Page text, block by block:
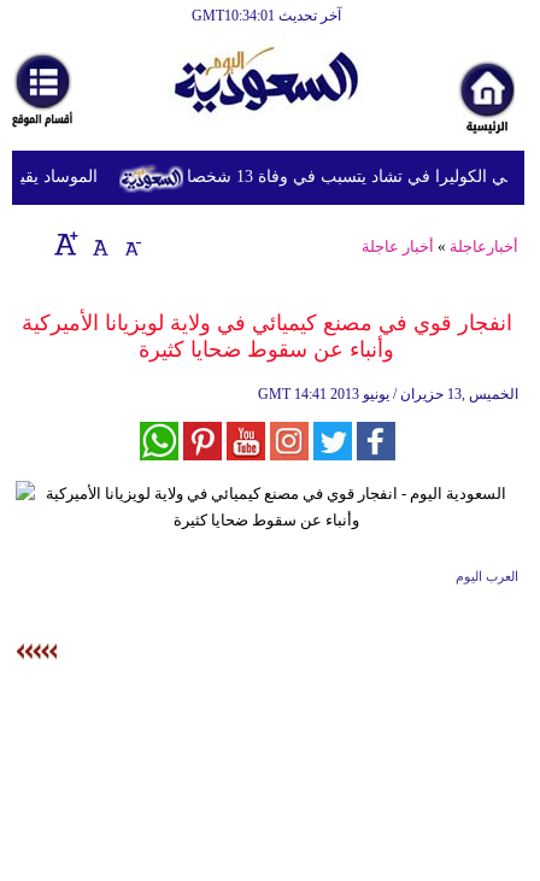
آخر تحديث GMT10:34:01
أخبارعاجلة
رياضة
ثقافة
إقتصاد
وموسيقى
أخبار
الموساد يقيل الكوليرا في تشاد يتسبب في وفاة 13 شخصا
أخبارعاجلة » أخبار عاجلة
انفجار قوي في مصنع كيميائي في ولاية لويزيانا الأميركية
وأنباء عن سقوط ضحايا كثيرة
GMT 14:41 2013 الخميس ,13 حزيران / يونيو
العرب اليوم